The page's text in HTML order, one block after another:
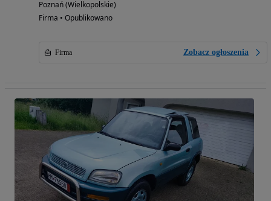
Poznań (Wielkopolskie)
Firma • Opublikowano
Firma Zobacz ogłoszenia